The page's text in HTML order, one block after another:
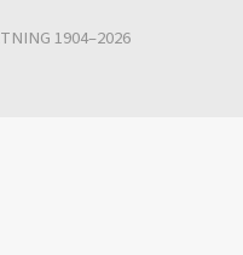
1904–2026